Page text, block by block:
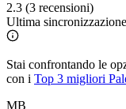
2.3 (3 recensioni)
Ultima
Stai confrontando le
con i Top 3 migliori
MB